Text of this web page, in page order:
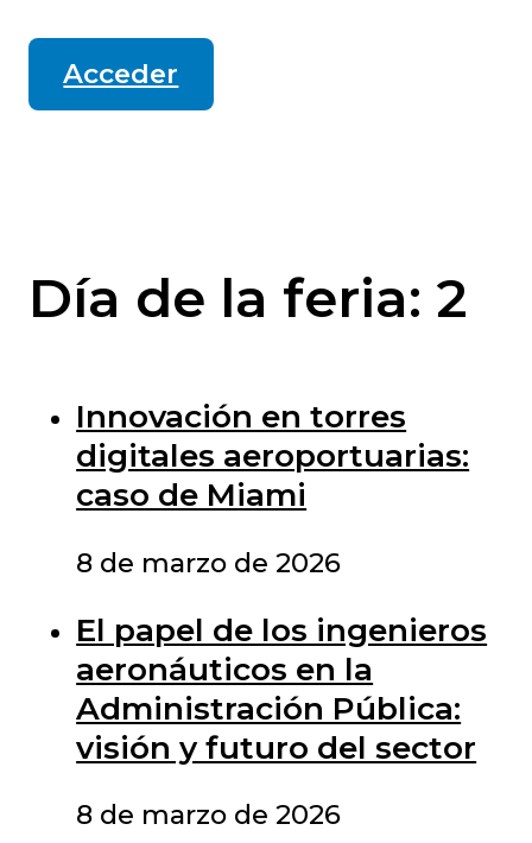
Acceder
Día de la feria: 2
Innovación en torres
digitales aeroportuarias:
caso de Miami
8 de marzo de 2026
El papel de los ingenieros
aeronáuticos en la
Administración Pública:
visión y futuro del sector
8 de marzo de 2026